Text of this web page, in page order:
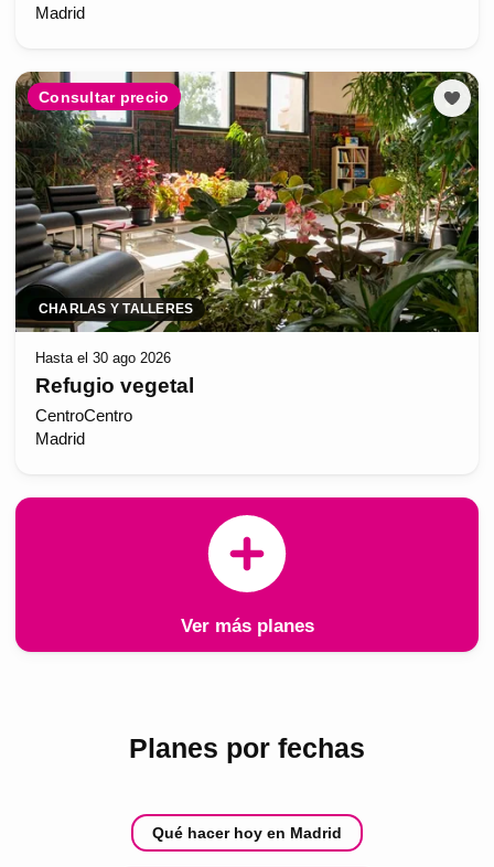
Madrid
Consultar precio
CHARLAS Y TALLERES
Hasta el 30 ago 2026
Refugio vegetal
CentroCentro
Madrid
Ver más planes
Planes por fechas
Qué hacer hoy en Madrid